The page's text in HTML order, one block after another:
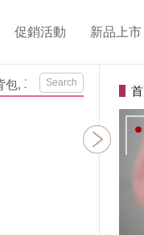
促銷活動 新品上市
Search